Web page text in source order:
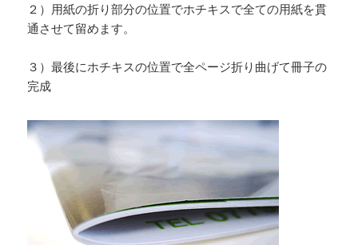
２）用紙の折り部分の位置でホチキスで全ての用紙を貫
通させて留めます。
３）最後にホチキスの位置で全ページ折り曲げて冊子の
完成